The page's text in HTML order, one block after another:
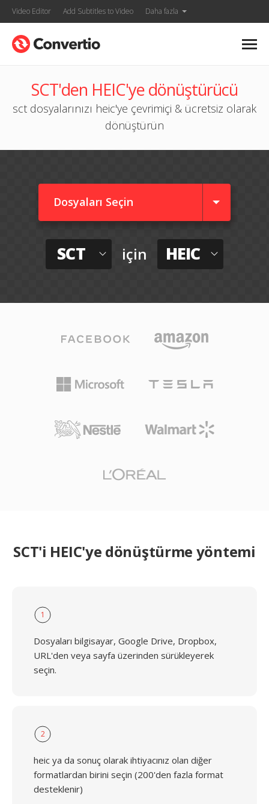
Video Editor Add Subtitles to Video Daha fazla
SCT'den HEIC'ye dönüştürücü
sct dosyalarınızı heic'ye çevrimiçi & ücretsiz olarak
dönüştürün
Dosyaları Seçin
SCT için HEIC
SCT'i HEIC'ye dönüştürme yöntemi
1
Dosyaları bilgisayar, Google Drive, Dropbox,
URL'den veya sayfa üzerinden sürükleyerek
seçin.
2
heic ya da sonuç olarak ihtiyacınız olan diğer
formatlardan birini seçin (200'den fazla format
desteklenir)